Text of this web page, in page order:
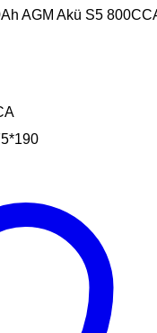
AGM Akü S5